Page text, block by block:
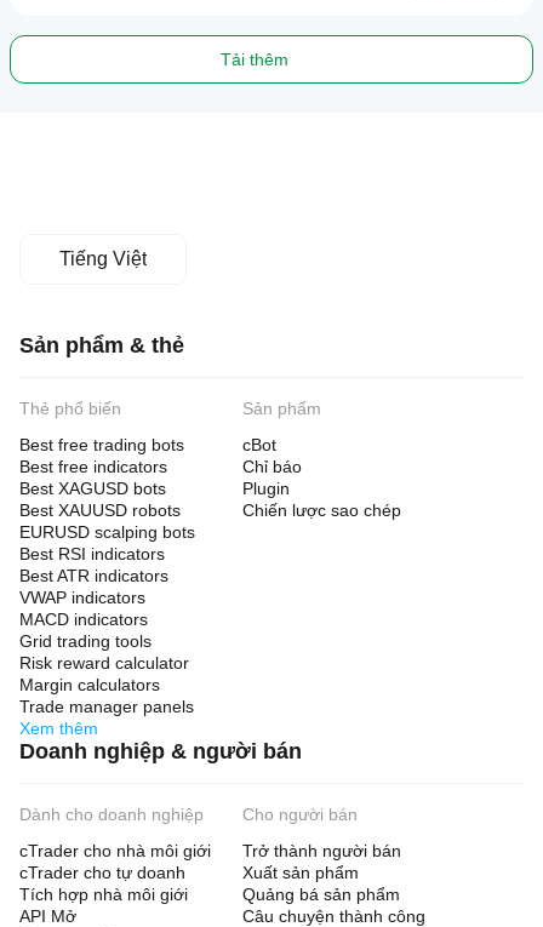
Tải thêm
Tiếng Việt
Sản phẩm & thẻ
Thẻ phổ biến
Best free trading bots
Best free indicators
Best XAGUSD bots
Best XAUUSD robots
EURUSD scalping bots
Best RSI indicators
Best ATR indicators
VWAP indicators
MACD indicators
Grid trading tools
Risk reward calculator
Margin calculators
Trade manager panels
Xem thêm
Sản phẩm
cBot
Chỉ báo
Plugin
Chiến lược sao chép
Doanh nghiệp & người bán
Dành cho doanh nghiệp
cTrader cho nhà môi giới
cTrader cho tự doanh
Tích hợp nhà môi giới
API Mở
Cho người bán
Trở thành người bán
Xuất sản phẩm
Quảng bá sản phẩm
Câu chuyện thành công